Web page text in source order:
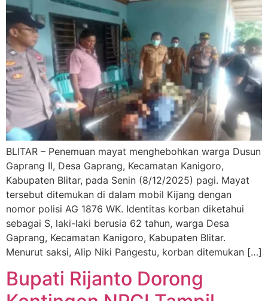
BLITAR – Penemuan mayat menghebohkan warga Dusun
Gaprang II, Desa Gaprang, Kecamatan Kanigoro,
Kabupaten Blitar, pada Senin (8/12/2025) pagi. Mayat
tersebut ditemukan di dalam mobil Kijang dengan
nomor polisi AG 1876 WK. Identitas korban diketahui
sebagai S, laki-laki berusia 62 tahun, warga Desa
Gaprang, Kecamatan Kanigoro, Kabupaten Blitar.
Menurut saksi, Alip Niki Pangestu, korban ditemukan […]
Bupati Rijanto Dorong